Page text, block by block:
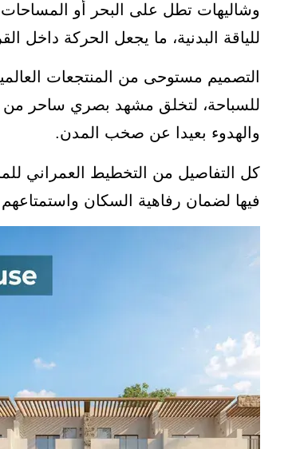
وشاليهات تطل على البحر أو
للياقة البدنية، ما يجعل الحركة داخل
التصميم مستوحى من المنتجعات
للسباحة، لتخلق مشهد بصري ساحر من
والهدوء بعيدا عن صخب المدن.
كل التفاصيل من التخطيط العمراني
فيها لضمان رفاهية السكان